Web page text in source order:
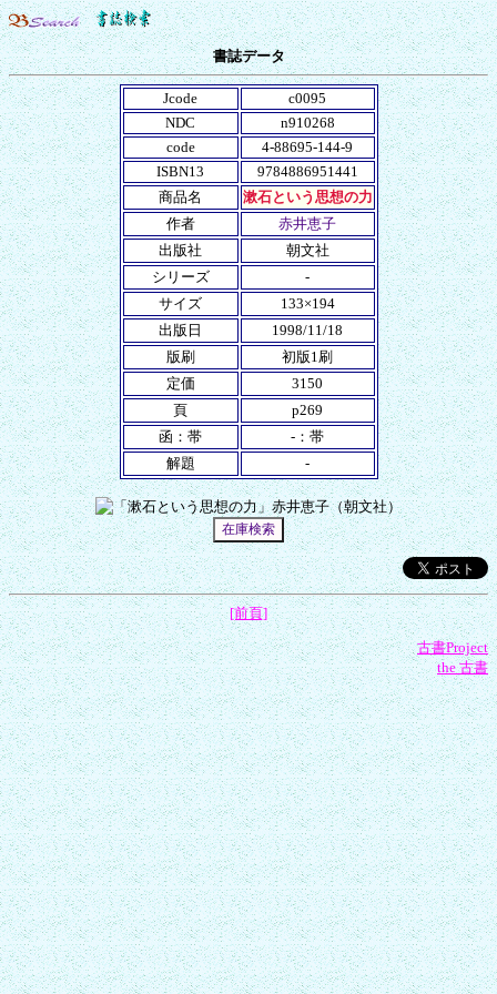
書誌データ
Jcode
c0095
NDC
n910268
code
4-88695-144-9
ISBN13
9784886951441
商品名
漱石という思想の力
作者
赤井恵子
出版社
朝文社
シリーズ
-
サイズ
133×194
出版日
1998/11/18
版刷
初版1刷
定価
3150
頁
p269
函：帯
-：帯
解題
-
[前頁]
古書Project
the 古書